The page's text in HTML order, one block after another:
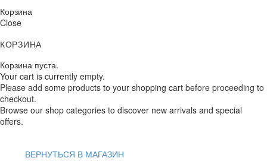
Корзина
Close
КОРЗИНА
Корзина пуста.
Your cart is currently empty.
Please add some products to your shopping cart before proceeding to
checkout.
Browse our shop categories to discover new arrivals and special
offers.
ВЕРНУТЬСЯ В МАГАЗИН